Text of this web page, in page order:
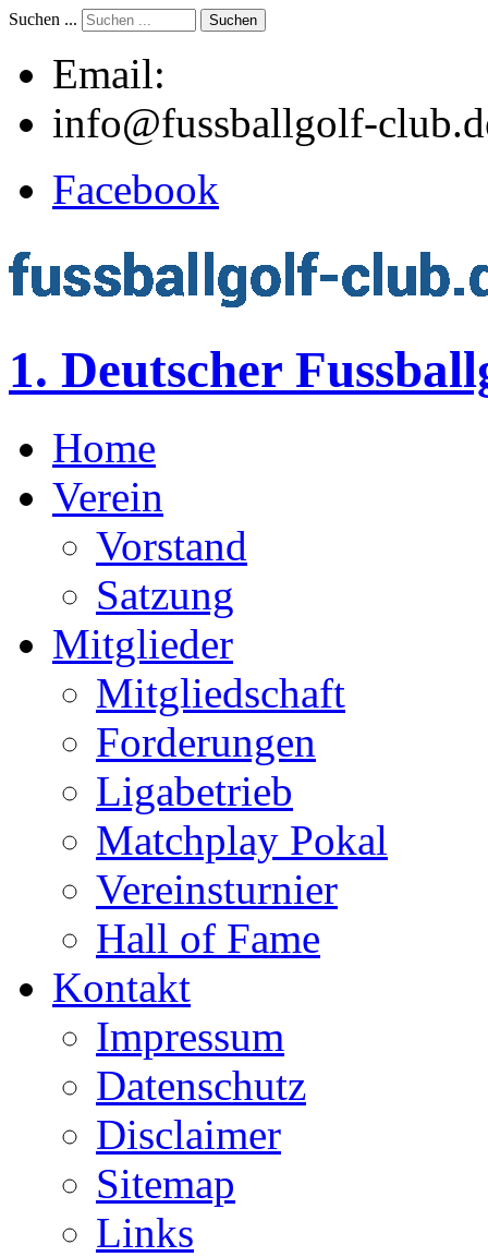
Suchen ... Suchen
Email:
info@fussballgolf-
Facebook
1. Deutscher
Home
Verein
Vorstand
Satzung
Mitglieder
Mitgliedschaft
Forderungen
Ligabetrieb
Matchplay Pokal
Vereinsturnier
Hall of Fame
Kontakt
Impressum
Datenschutz
Disclaimer
Sitemap
Links